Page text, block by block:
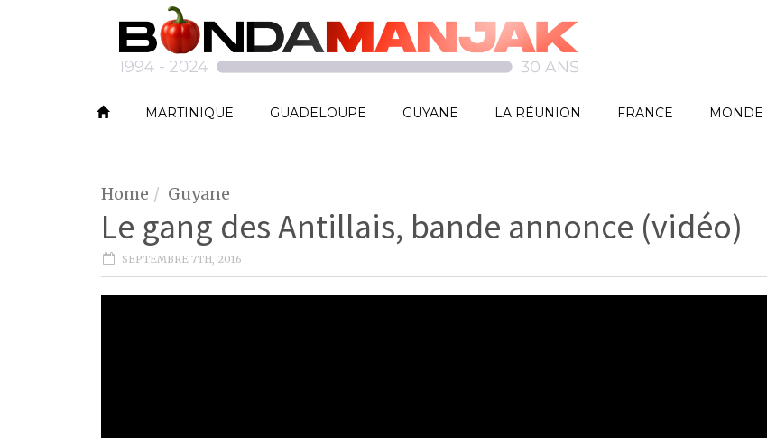
MARTINIQUE GUADELOUPE GUYANE LA RÉUNION FRANCE MONDE
Home Guyane
Le gang des Antillais, bande annonce (vidéo)
SEPTEMBRE 7TH, 2016